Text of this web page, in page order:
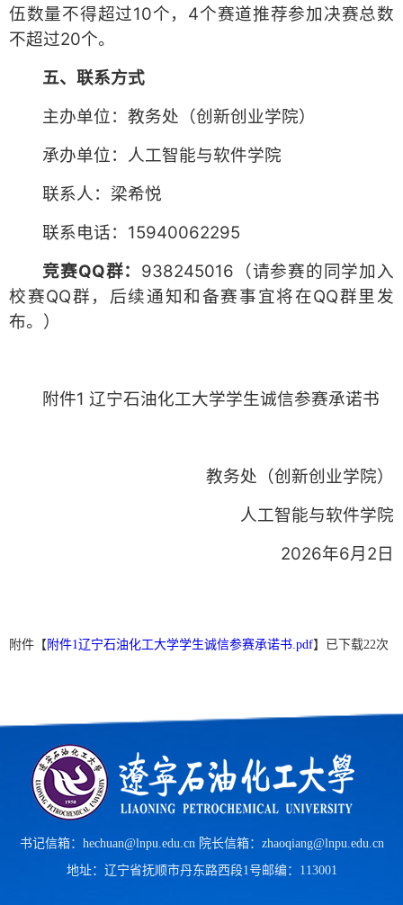
伍数量不得超过10个，4个赛道推荐参加决赛总数
不超过20个。
五、联系方式
主办单位：教务处（创新创业学院）
承办单位：人工智能与软件学院
联系人：梁希悦
联系电话：15940062295
竞赛QQ群： 938245016（请参赛的同学加入
校赛QQ群，后续通知和备赛事宜将在QQ群里发
布。）
附件1 辽宁石油化工大学学生诚信参赛承诺书
教务处（创新创业学院）
人工智能与软件学院
2026年6月2日
附件【 附件1辽宁石油化工大学学生诚信参赛承诺书.pdf】已下载22次
书记信箱：hechuan@lnpu.edu.cn 院长信箱：zhaoqiang@lnpu.edu.cn
地址：辽宁省抚顺市丹东路西段1号 邮编：113001